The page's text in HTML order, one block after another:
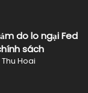
do lo ngại Fed
sách
Author
Thu Hoai